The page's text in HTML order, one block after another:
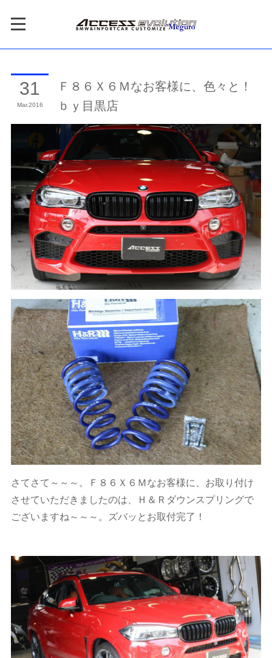
31
Mar 2016
Ｆ８６Ｘ６Ｍなお客様に、色々と！
ｂｙ目黒店
さてさて～～～。Ｆ８６Ｘ６Ｍなお客様に、お取り付け
させていただきましたのは、Ｈ＆Ｒダウンスプリングで
ございますね～～～。ズバッとお取付完了！